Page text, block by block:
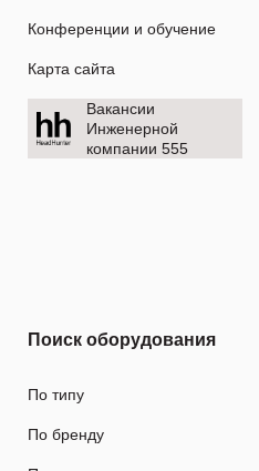
Конференции и обучение
Карта сайта
Вакансии
Инженерной
компании 555
Поиск оборудования
По типу
По бренду